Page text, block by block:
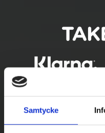
Samtycke